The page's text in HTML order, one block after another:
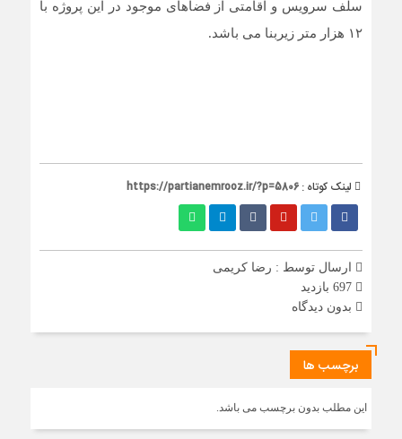
سلف سرویس و اقامتی از فضاهای موجود در این پروژه با
۱۲ هزار متر زیربنا می باشد.
لینک کوتاه : https://partianemrooz.ir/?p=5806
ارسال توسط : رضا کریمی
بدون دیدگاه
برچسب ها
این مطلب بدون برچسب می باشد.